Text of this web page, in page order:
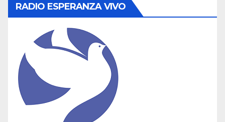
RADIO ESPERANZA VIVO